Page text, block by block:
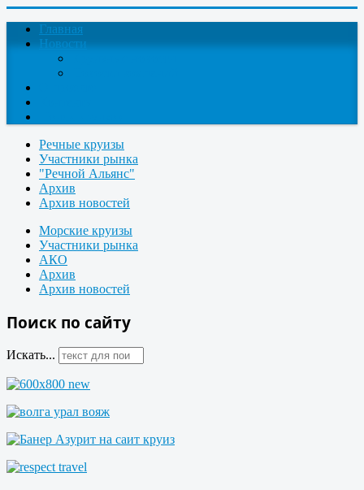
Главная
Новости
Речные круизы
Участники рынка
"Речной Альянс"
Архив
Архив новостей
Морские круизы
Участники рынка
АКО
Архив
Архив новостей
Поиск по сайту
Искать...